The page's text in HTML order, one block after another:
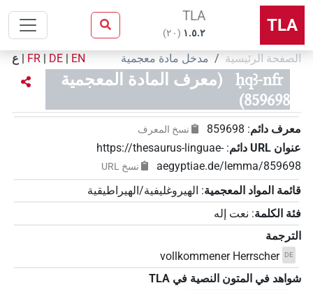
TLA
TLA
۱.٥.٢ (٢٠)
الصفحة الرئيسية مدخل مادة معجمية EN
|
DE
|
FR
| ع
ḥqꜣ-nfr
(معرف المادة المعجمية
859698)
معرف دائم:
859698 نسخ المعرف
عنوان‏ ‏URL‏ دائم :
https://thesaurus-linguae-
aegyptiae.de/lemma/859698
نسخ‏ ‏URL
قائمة المواد المعجمية: الهيروغليفية/الهيراطيقية
فئة الكلمة: نعت إله
الترجمة
DE
vollkommener Herrscher
شواهد في المتون النصية في ‏TLA